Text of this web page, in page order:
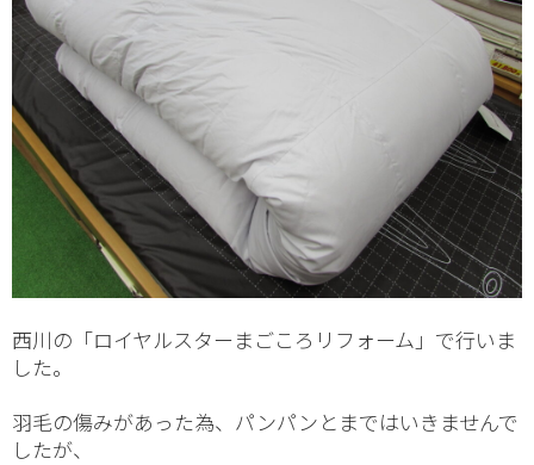
西川の「ロイヤルスターまごころリフォーム」で行いま
した。
羽毛の傷みがあった為、パンパンとまではいきませんで
したが、